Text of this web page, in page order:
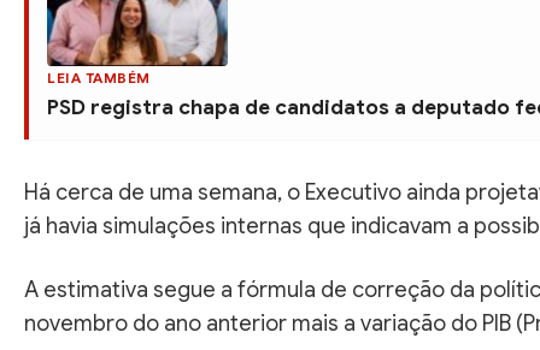
LEIA TAMBÉM
PSD registra chapa de candidatos a deputado
Há cerca de uma semana, o Executivo ainda
já havia simulações internas que indicavam a
A estimativa segue a fórmula de correção da
novembro do ano anterior mais a variação do PIB